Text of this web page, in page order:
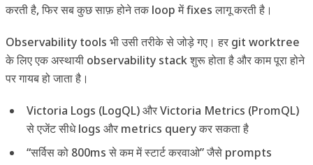
करती है, फिर सब कुछ साफ़ होने तक loop में fixes लागू करती है।
Observability tools भी उसी तरीके से जोड़े गए। हर git worktree
के लिए एक अस्थायी observability stack शुरू होता है और काम पूरा होने
पर गायब हो जाता है।
Victoria Logs (LogQL) और Victoria Metrics (PromQL)
से एजेंट सीधे logs और metrics query कर सकता है
“सर्विस को 800ms से कम में स्टार्ट करवाओ” जैसे prompts